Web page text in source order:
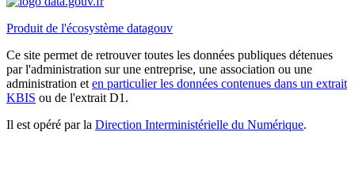
Produit de l'écosystème datagouv
Ce site permet de retrouver toutes les données publiques détenues
par l'administration sur une entreprise, une association ou une
administration et en particulier les données contenues dans un extrait
KBIS ou de l'extrait D1.
Il est opéré par la Direction Interministérielle du Numérique.